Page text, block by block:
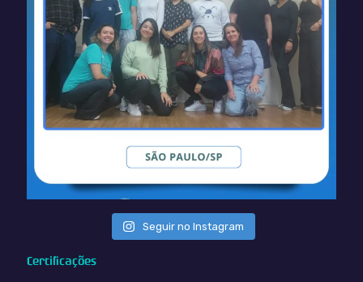
Seguir no Instagram
Certificações